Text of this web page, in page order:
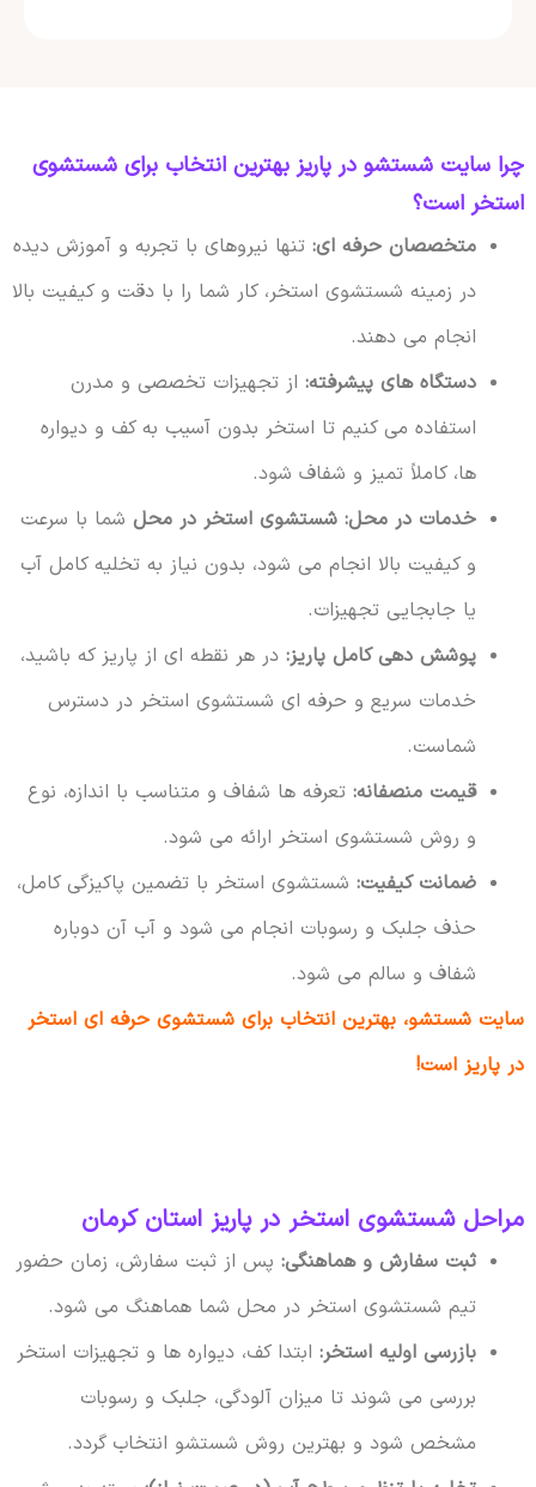
چرا سایت شستشو در پاریز بهترین انتخاب برای شستشوی
استخر است؟
متخصصان حرفه ای:تنها نیروهای با تجربه و آموزش دیده
در زمینه شستشوی استخر، کار شما را با دقت و کیفیت بالا
انجام می دهند.
دستگاه های پیشرفته:از تجهیزات تخصصی و مدرن
استفاده می کنیم تا استخر بدون آسیب به کف و دیواره
ها، کاملاً تمیز و شفاف شود.
خدمات در محل: شستشوی استخر در محلشما با سرعت
و کیفیت بالا انجام می شود، بدون نیاز به تخلیه کامل آب
یا جابجایی تجهیزات.
پوشش دهی کامل پاریز:در هر نقطه ای از پاریز که باشید،
خدمات سریع و حرفه ای شستشوی استخر در دسترس
شماست.
قیمت منصفانه:تعرفه ها شفاف و متناسب با اندازه، نوع
و روش شستشوی استخر ارائه می شود.
ضمانت کیفیت:شستشوی استخر با تضمین پاکیزگی کامل،
حذف جلبک و رسوبات انجام می شود و آب آن دوباره
شفاف و سالم می شود.
سایت شستشو، بهترین انتخاب برای شستشوی حرفه ای استخر
در پاریز است!
مراحل شستشوی استخر در پاریز استان کرمان
ثبت سفارش و هماهنگی:پس از ثبت سفارش، زمان حضور
تیم شستشوی استخر در محل شما هماهنگ می شود.
بازرسی اولیه استخر:ابتدا کف، دیواره ها و تجهیزات استخر
بررسی می شوند تا میزان آلودگی، جلبک و رسوبات
مشخص شود و بهترین روش شستشو انتخاب گردد.